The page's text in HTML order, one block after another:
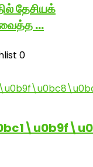
தேசியக்
வைத்த …
0